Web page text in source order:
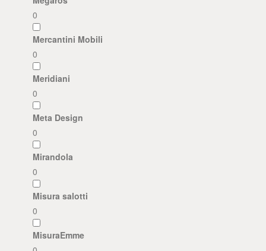
0
Mercantini Mobili
0
Meridiani
0
Meta Design
0
Mirandola
0
Misura salotti
0
MisuraEmme